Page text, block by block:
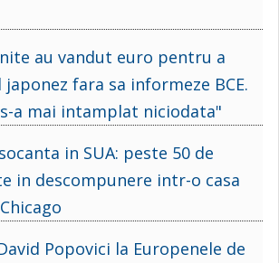
au vandut euro pentru a
fara sa informeze BCE.
s-a mai intamplat niciodata"
in SUA: peste 50 de
in descompunere intr-o casa
Popovici la Europenele de